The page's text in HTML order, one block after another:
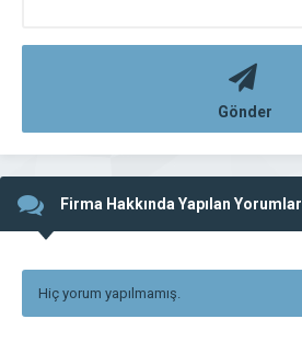
Gönder
Firma Hakkında Yapılan Yorumlar
Hiç yorum yapılmamış.